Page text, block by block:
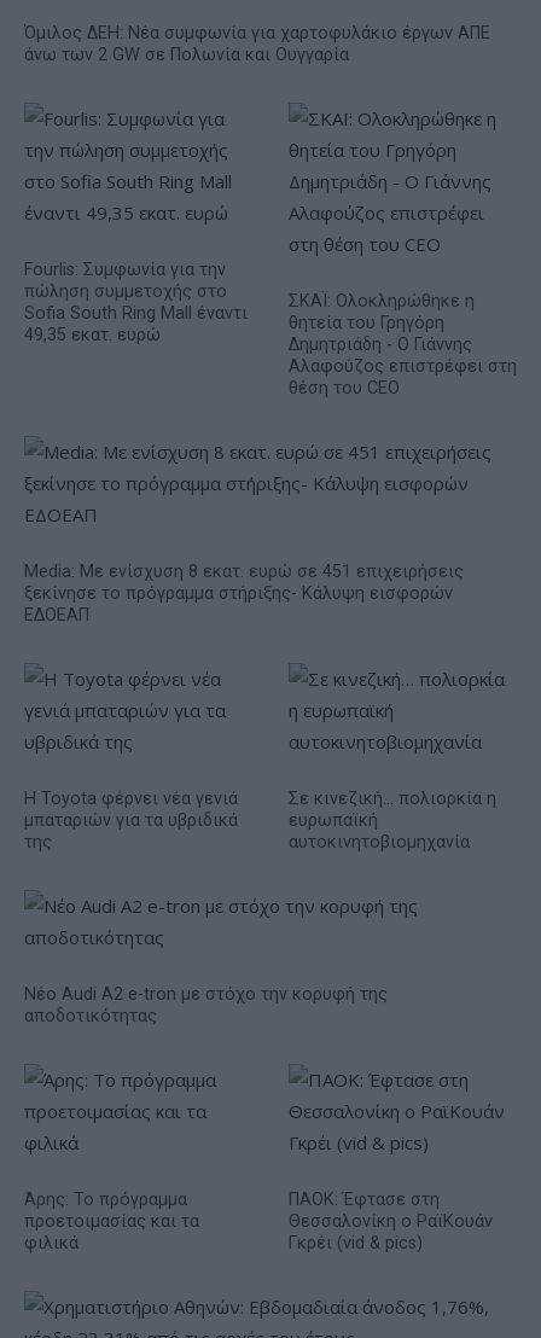
Όμιλος ΔΕΗ: Νέα συμφωνία για χαρτοφυλάκιο έργων ΑΠΕ
άνω των 2 GW σε Πολωνία και Ουγγαρία
Fourlis: Συμφωνία για την
πώληση συμμετοχής στο
Sofia South Ring Mall έναντι
49,35 εκατ. ευρώ
ΣΚΑΪ: Ολοκληρώθηκε η
θητεία του Γρηγόρη
Δημητριάδη - Ο Γιάννης
Αλαφούζος επιστρέφει στη
θέση του CEO
Media: Με ενίσχυση 8 εκατ. ευρώ σε 451 επιχειρήσεις
ξεκίνησε το πρόγραμμα στήριξης- Κάλυψη εισφορών
ΕΔΟΕΑΠ
Η Toyota φέρνει νέα γενιά
μπαταριών για τα υβριδικά
της
Σε κινεζική… πολιορκία η
ευρωπαϊκή
αυτοκινητοβιομηχανία
Νέο Audi A2 e-tron με στόχο την κορυφή της
αποδοτικότητας
Άρης: Το πρόγραμμα
προετοιμασίας και τα
φιλικά
ΠΑΟΚ: Έφτασε στη
Θεσσαλονίκη ο ΡαϊΚουάν
Γκρέι (vid & pics)